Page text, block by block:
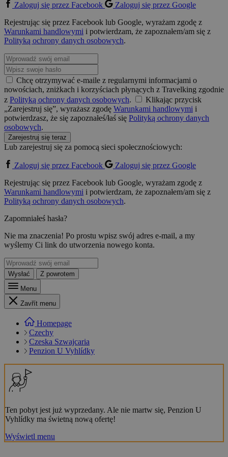
Zaloguj się przez Facebook
Zaloguj się przez Google
Rejestrując się przez Facebook lub Google, wyrażam zgodę z
Warunkami handlowymi i potwierdzam, że zapoznałem/am się z
Polityką ochrony danych osobowych.
Chcę otrzymywać e-maile z regularnymi informacjami o
nowościach, zniżkach i korzyściach płynących z Travelking zgodnie
z Polityką ochrony danych osobowych.
Klikając przycisk
„Zarejestruj się”, wyrażasz zgodę Warunkami handlowymi i
potwierdzasz, że się zapoznałeś/łaś się Polityką ochrony danych
osobowych.
Zarejestruj się teraz
Lub zarejestruj się za pomocą sieci społecznościowych:
Zaloguj się przez Facebook
Zaloguj się przez Google
Rejestrując się przez Facebook lub Google, wyrażam zgodę z
Warunkami handlowymi i potwierdzam, że zapoznałem/am się z
Polityką ochrony danych osobowych.
Zapomniałeś hasła?
Nie ma znaczenia! Po prostu wpisz swój adres e-mail, a my
wyślemy Ci link do utworzenia nowego konta.
Wysłać
Z powrotem
Menu
Zavřít menu
Homepage
Czechy
Czeska Szwajcaria
Penzion U Vyhlídky
Ten pobyt jest już wyprzedany. Ale nie martw się, Penzion U
Vyhlídky ma świetną nową ofertę!
Wyświetl menu